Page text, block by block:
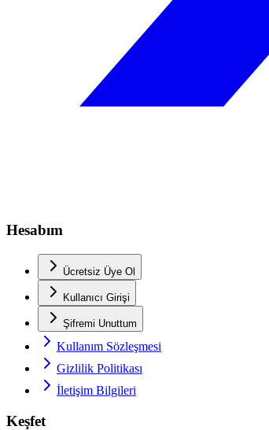
Hesabım
Ücretsiz Üye Ol
Kullanıcı Girişi
Şifremi Unuttum
Kullanım Sözleşmesi
Gizlilik Politikası
İletişim Bilgileri
Keşfet